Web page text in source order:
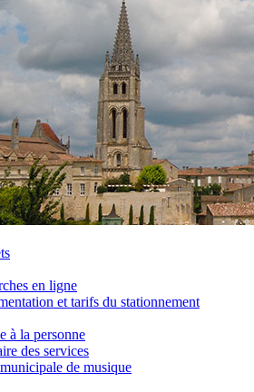
en ligne
et tarifs du stationnement
à la personne
des services
de musique